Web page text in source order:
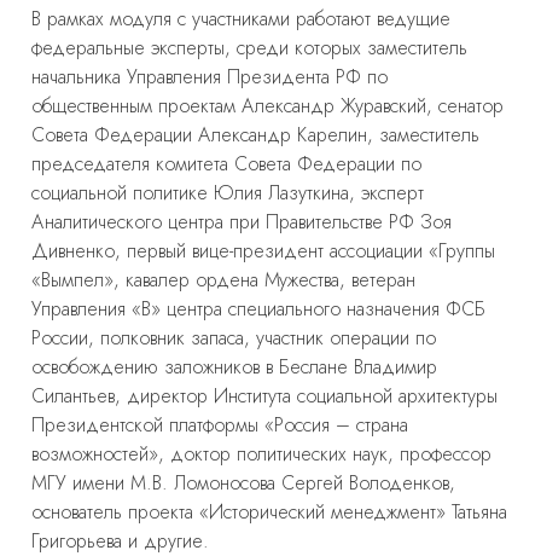
В рамках модуля с участниками работают ведущие
федеральные эксперты, среди которых заместитель
начальника Управления Президента РФ по
общественным проектам Александр Журавский, сенатор
Совета Федерации Александр Карелин, заместитель
председателя комитета Совета Федерации по
социальной политике Юлия Лазуткина, эксперт
Аналитического центра при Правительстве РФ Зоя
Дивненко, первый вице-президент ассоциации «Группы
«Вымпел», кавалер ордена Мужества, ветеран
Управления «В» центра специального назначения ФСБ
России, полковник запаса, участник операции по
освобождению заложников в Беслане Владимир
Силантьев, директор Института социальной архитектуры
Президентской платформы «Россия – страна
возможностей», доктор политических наук, профессор
МГУ имени М.В. Ломоносова Сергей Володенков,
основатель проекта «Исторический менеджмент» Татьяна
Григорьева и другие.